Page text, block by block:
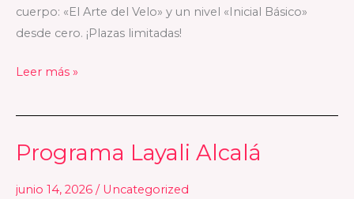
cuerpo: «El Arte del Velo» y un nivel «Inicial Básico»
desde cero. ¡Plazas limitadas!
Madrid
Leer más »
Programa Layali Alcalá
junio 14, 2026 / Uncategorized
Programa
Alcalá